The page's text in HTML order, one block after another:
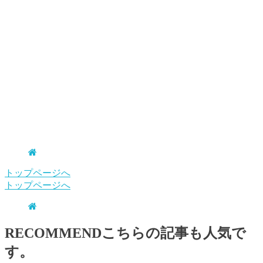
トップページへ
トップページへ
RECOMMENDこちらの記事も人気で
す。